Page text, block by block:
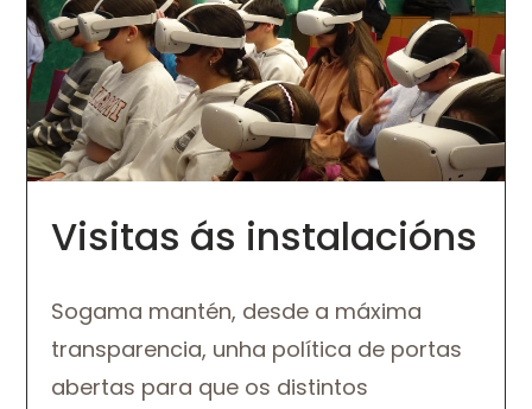
Visitas ás instalacións
Sogama mantén, desde a máxima
transparencia, unha política de portas
abertas para que os distintos